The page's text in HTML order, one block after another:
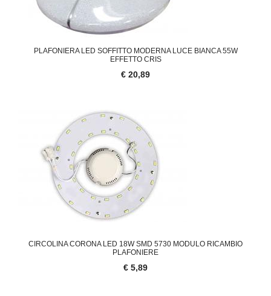
PLAFONIERA LED SOFFITTO MODERNA LUCE BIANCA 55W
EFFETTO CRIS
€ 20,89
CIRCOLINA CORONA LED 18W SMD 5730 MODULO RICAMBIO
PLAFONIERE
€ 5,89